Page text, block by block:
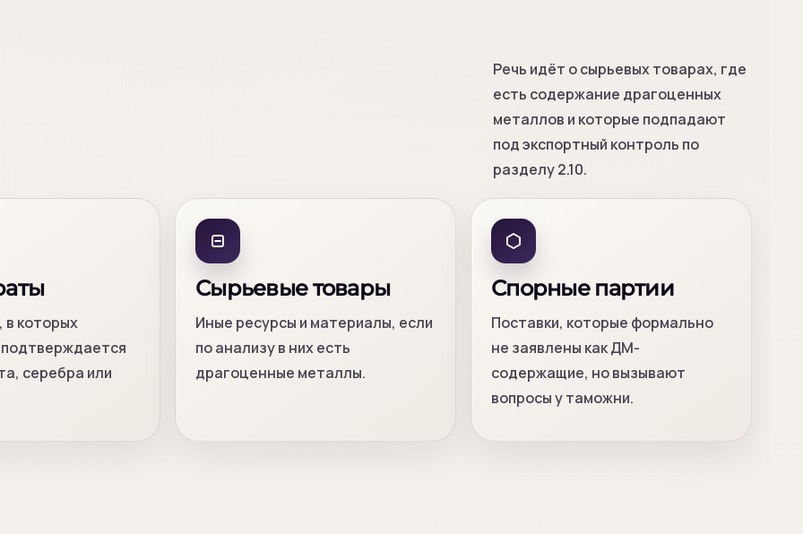
Речь идёт о сырьевых товарах, где
есть содержание драгоценных
металлов и которые подпадают
под экспортный контроль по
разделу 2.10.
которых
серебра или
Сырьевые товары
Иные ресурсы и материалы, если
по анализу в них есть
драгоценные металлы.
Спорные партии
Поставки, которые формально
не заявлены как ДМ-
содержащие, но вызывают
вопросы у таможни.